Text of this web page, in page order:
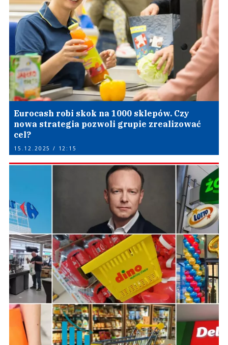
Eurocash robi skok na 1000 sklepów. Czy
nowa strategia pozwoli grupie zrealizować
cel?
15.12.2025 / 12:15